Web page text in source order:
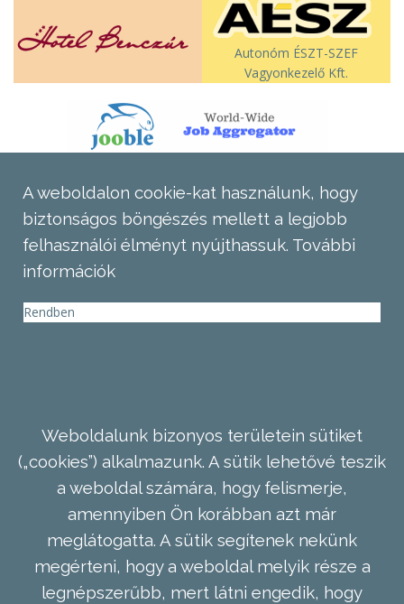
Autonóm ÉSZT-SZEF
Vagyonkezelő Kft.
A weboldalon cookie-kat használunk, hogy
biztonságos böngészés mellett a legjobb
felhasználói élményt nyújthassuk. További
információk
Rendben
Weboldalunk bizonyos területein sütiket
(„cookies”) alkalmazunk. A sütik lehetővé teszik
a weboldal számára, hogy felismerje,
amennyiben Ön korábban azt már
meglátogatta. A sütik segítenek nekünk
megérteni, hogy a weboldal melyik része a
legnépszerűbb, mert látni engedik, hogy